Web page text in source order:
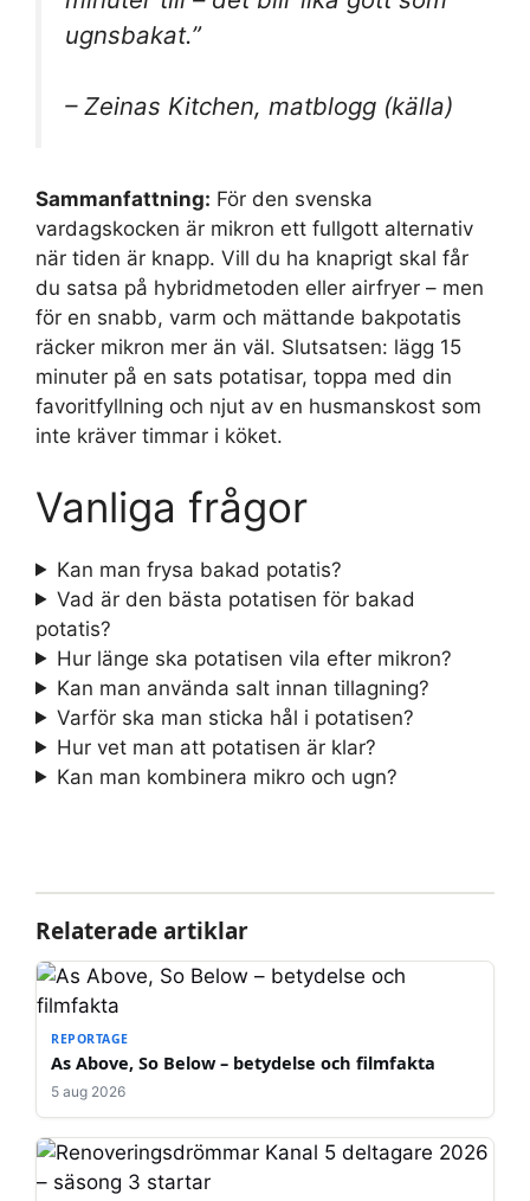
ugnsbakat.”
– Zeinas Kitchen, matblogg (källa)
Sammanfattning: För den svenska
vardagskocken är mikron ett fullgott alternativ
när tiden är knapp. Vill du ha knaprigt skal får
du satsa på hybridmetoden eller airfryer – men
för en snabb, varm och mättande bakpotatis
räcker mikron mer än väl. Slutsatsen: lägg 15
minuter på en sats potatisar, toppa med din
favoritfyllning och njut av en husmanskost som
inte kräver timmar i köket.
Vanliga frågor
Kan man frysa bakad potatis?
Vad är den bästa potatisen för bakad
potatis?
Hur länge ska potatisen vila efter mikron?
Kan man använda salt innan tillagning?
Varför ska man sticka hål i potatisen?
Hur vet man att potatisen är klar?
Kan man kombinera mikro och ugn?
Relaterade artiklar
REPORTAGE
As Above, So Below – betydelse och filmfakta
5 aug 2026